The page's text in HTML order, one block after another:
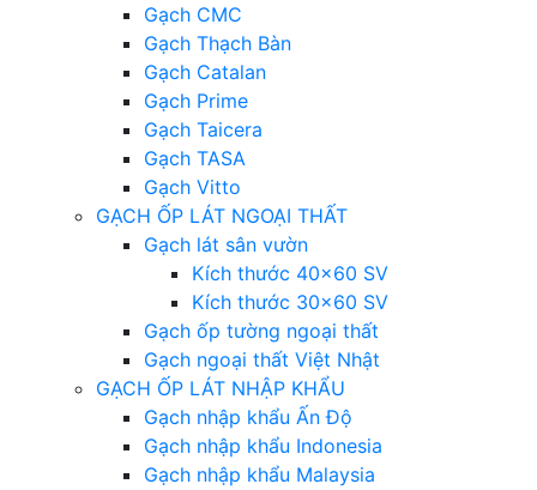
Gạch CMC
Gạch Thạch Bàn
Gạch Catalan
Gạch Prime
Gạch Taicera
Gạch TASA
Gạch Vitto
GẠCH ỐP LÁT NGOẠI THẤT
Gạch lát sân vườn
Kích thước 40×60 SV
Kích thước 30×60 SV
Gạch ốp tường ngoại thất
Gạch ngoại thất Việt Nhật
GẠCH ỐP LÁT NHẬP KHẨU
Gạch nhập khẩu Ấn Độ
Gạch nhập khẩu Indonesia
Gạch nhập khẩu Malaysia